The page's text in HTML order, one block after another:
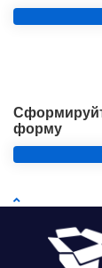
форму